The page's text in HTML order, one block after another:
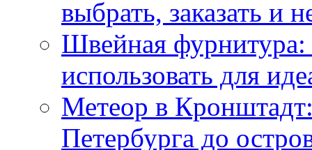
выбрать, заказать и
Швейная фурнитура:
использовать для
Метеор в
Петербурга до